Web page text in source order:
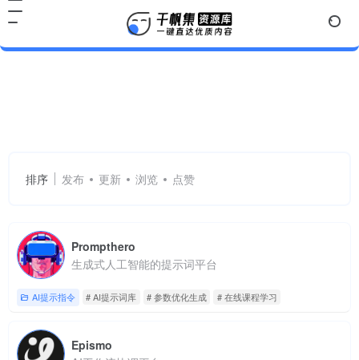
排序 发布 更新 浏览 点赞
Prompthero
生成式人工智能的提示词平台
AI提示指令 # AI提示词库 # 参数优化生成 # 在线课程学习
Epismo